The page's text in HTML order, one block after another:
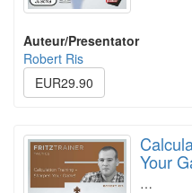
Auteur/Presentator
Robert Ris
EUR29.90
Your
…